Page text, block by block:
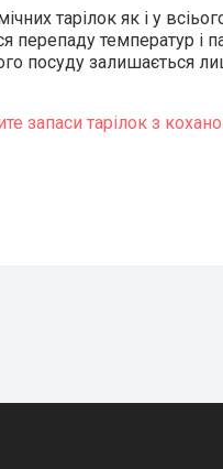
тарілок як і у
перепаду температур і
посуду залишається
запаси тарілок з